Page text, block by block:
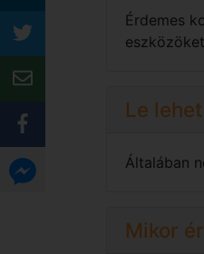
Érdemes
Le
Általában
Mikor